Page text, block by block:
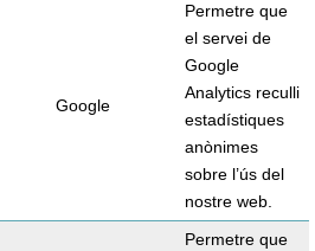
Google
Permetre que
el servei de
Google
Analytics reculli
estadístiques
anònimes
sobre l’ús del
nostre web.
Permetre que